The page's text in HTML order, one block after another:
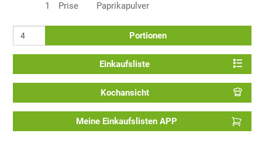
1
Prise Paprikapulver
Portionen
Einkaufsliste
Kochansicht
Meine Einkaufslisten APP